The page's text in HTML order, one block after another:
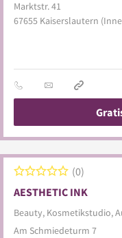
Marktstr. 41
67655 Kaiserslautern
AESTHETIC INK
Beauty, Kosmetikstudio,
0
Am Schmiedeturm 7